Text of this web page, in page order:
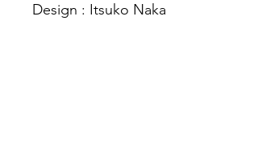
Design : Itsuko Naka